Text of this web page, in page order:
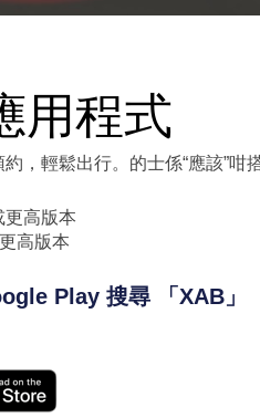
用程式
，輕鬆出行。的士係“應該”咁
更高版本
高版本
Play 搜尋 「XAB」